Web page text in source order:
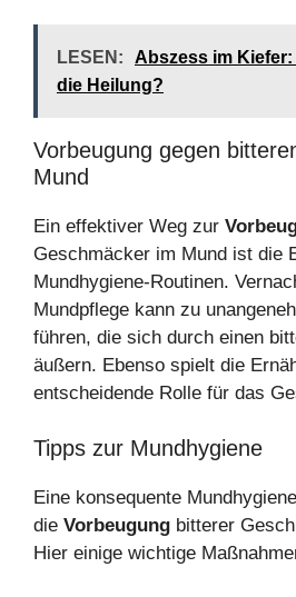
LESEN:
Abszess im
die Heilung?
Vorbeugung gegen
Mund
Ein effektiver Weg zur
Geschmäcker im Mund ist die
Mundhygiene-Routinen.
Mundpflege kann zu
führen, die sich durch einen
äußern. Ebenso spielt die
entscheidende Rolle für das
Tipps zur Mundhygiene
Eine konsequente
die Vorbeugung bitterer
Hier einige wichtige